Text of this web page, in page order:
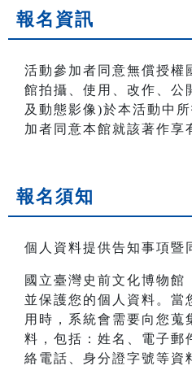
報名資訊
活動參加者同意無償授權
館拍攝、使用、改作、公
及動態影像)於本活動中
加者同意本館就該著作享
報名須知
個人資料提供告知事項暨
國立臺灣史前文化博物館
並保護您的個人資料。當
用時，系統會需要向您蒐
料，包括：姓名、電子郵
絡電話、身分證字號等資